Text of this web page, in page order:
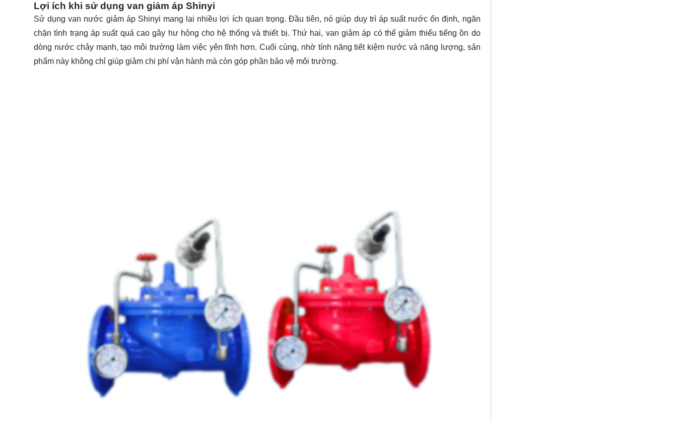
Lợi ích khi sử dụng van giảm áp Shinyi
Sử dụng van nước giảm áp Shinyi mang lại nhiều lợi ích quan trọng. Đầu tiên, nó giúp duy trì áp suất nước ổn định, ngăn
chặn tình trạng áp suất quá cao gây hư hỏng cho hệ thống và thiết bị. Thứ hai, van giảm áp có thể giảm thiểu tiếng ồn do
dòng nước chảy mạnh, tạo môi trường làm việc yên tĩnh hơn. Cuối cùng, nhờ tính năng tiết kiệm nước và năng lượng, sản
phẩm này không chỉ giúp giảm chi phí vận hành mà còn góp phần bảo vệ môi trường.